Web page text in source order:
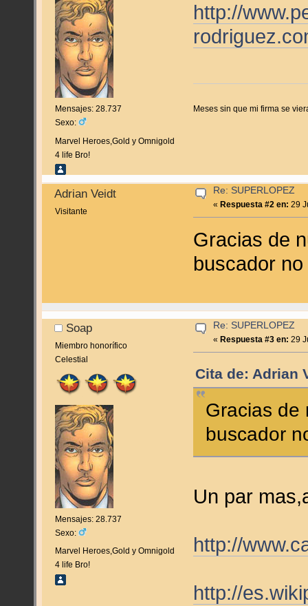
Mensajes: 28.737
Sexo:
Marvel Heroes,Gold y Omnigold
4 life Bro!
http://
Meses sin que mi firma se
Adrian Veidt
Visitante
Re: SUPERLOPEZ
« Respuesta #2 en: 29
Gracias de
buscador
Soap
Miembro honorífico
Celestial
Mensajes: 28.737
Sexo:
Marvel Heroes,Gold y Omnigold
4 life Bro!
Re: SUPERLOPEZ
«Respuesta #3 en: 29
Cita de: Adrian
Gracias de
buscador
Un par
http://
http://